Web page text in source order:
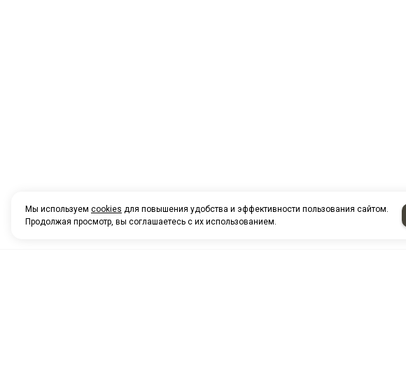
Мы используем cookies для повышения удобства и эффективности пользования сайтом.
Продолжая просмотр, вы соглашаетесь с их использованием.